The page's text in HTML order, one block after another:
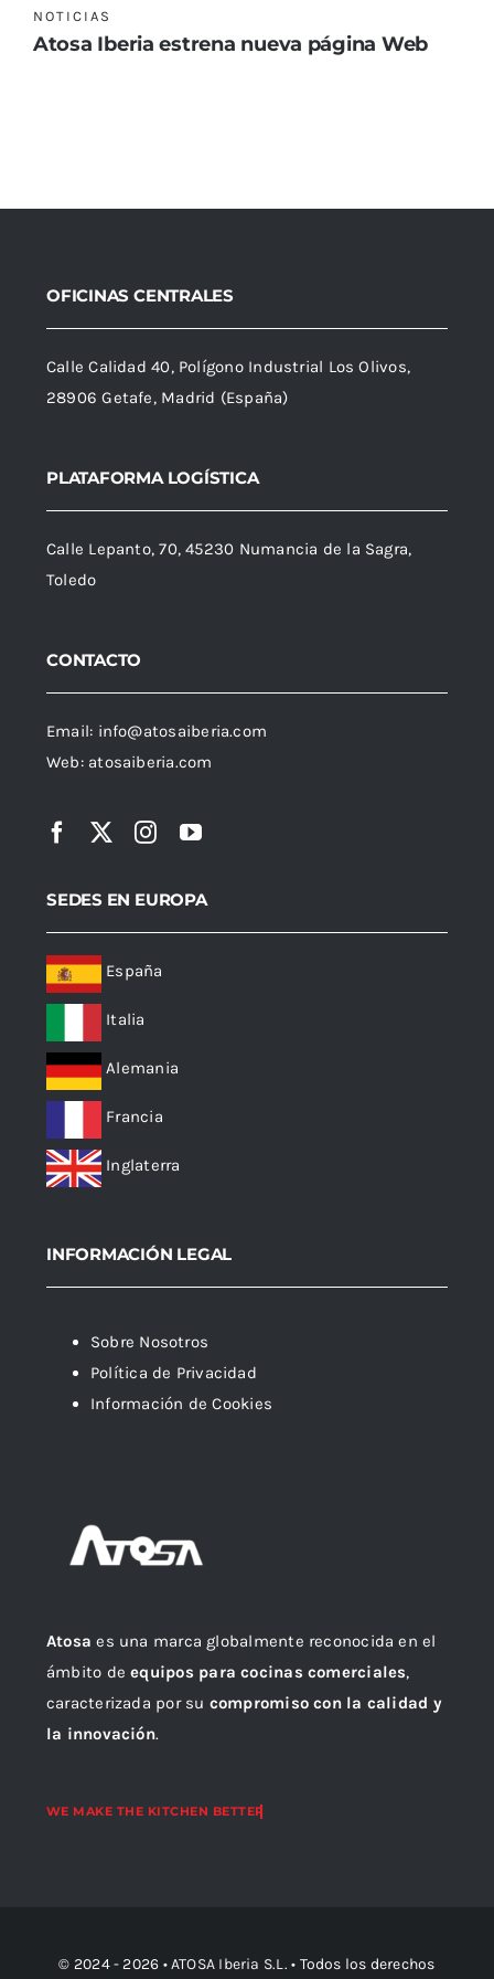
NOTICIAS
Atosa Iberia estrena nueva página Web
Atosa es una marca globalmente reconocida en el
ámbito deequipos para cocinas comerciales,
caracterizada por su compromiso con la calidad y
la innovación.
OFICINAS CENTRALES
Calle Calidad 40, Polígono Industrial Los Olivos,
28906 Getafe, Madrid (España)
PLATAFORMA LOGÍSTICA
Calle Lepanto, 70, 45230 Numancia de la Sagra,
Toledo
CONTACTO
Email: info@atosaiberia.com
Web: atosaiberia.com
SEDES EN EUROPA
España
Italia
Alemania
Francia
Inglaterra
INFORMACIÓN LEGAL
Sobre Nosotros
Política de Privacidad
Información de Cookies
© 2024 - 2026 •ATOSA Iberia S.L. • Todos los derechos